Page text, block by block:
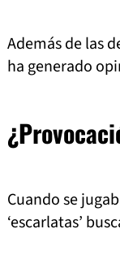
Además de las
ha generado
Cuando se
‘escarlatas’